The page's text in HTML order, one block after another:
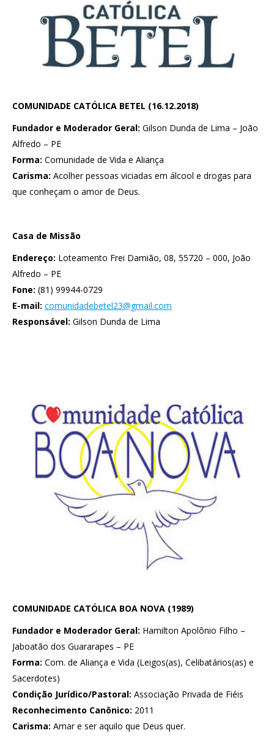
COMUNIDADE CATÓLICA BETEL (16.12.2018)
Fundador e Moderador Geral: Gilson Dunda de Lima – João
Alfredo – PE
Forma: Comunidade de Vida e Aliança
Carisma: Acolher pessoas viciadas em álcool e drogas para
que conheçam o amor de Deus.
Casa de Missão
Endereço: Loteamento Frei Damião, 08, 55720 – 000, João
Alfredo – PE
Fone: (81) 99944-0729
E-mail: comunidadebetel23@gmail.com
Responsável: Gilson Dunda de Lima
COMUNIDADE CATÓLICA BOA NOVA (1989)
Fundador e Moderador Geral: Hamilton Apolônio Filho –
Jaboatão dos Guararapes – PE
Forma: Com. de Aliança e Vida (Leigos(as), Celibatários(as) e
Sacerdotes)
Condição Jurídico/Pastoral: Associação Privada de Fiéis
Reconhecimento Canônico: 2011
Carisma: Amar e ser aquilo que Deus quer.